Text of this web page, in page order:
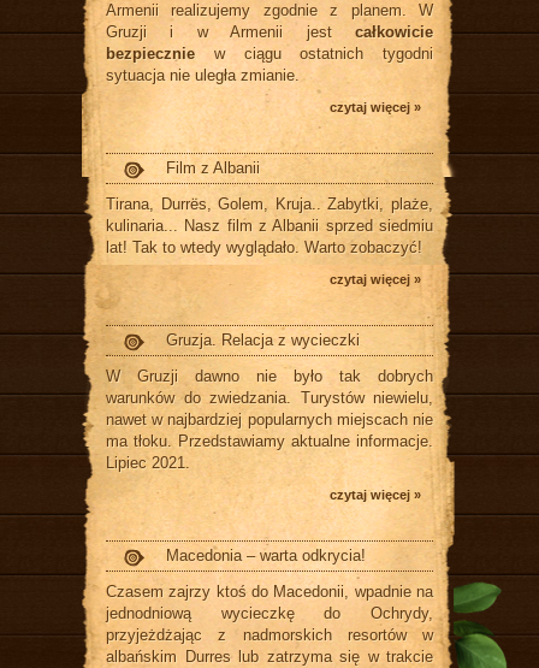
Armenii realizujemy zgodnie z planem. W
Gruzji i w Armenii jest całkowicie
bezpiecznie w ciągu ostatnich tygodni
sytuacja nie uległa zmianie.
czytaj więcej »
Film z Albanii
Tirana, Durrës, Golem, Kruja.. Zabytki, plaże,
kulinaria... Nasz film z Albanii sprzed siedmiu
lat! Tak to wtedy wyglądało. Warto zobaczyć!
czytaj więcej »
Gruzja. Relacja z wycieczki
W Gruzji dawno nie było tak dobrych
warunków do zwiedzania. Turystów niewielu,
nawet w najbardziej popularnych miejscach nie
ma tłoku. Przedstawiamy aktualne informacje.
Lipiec 2021.
czytaj więcej »
Macedonia – warta odkrycia!
Czasem zajrzy ktoś do Macedonii, wpadnie na
jednodniową wycieczkę do Ochrydy,
przyjeżdżając z nadmorskich resortów w
albańskim Durres lub zatrzyma się w trakcie